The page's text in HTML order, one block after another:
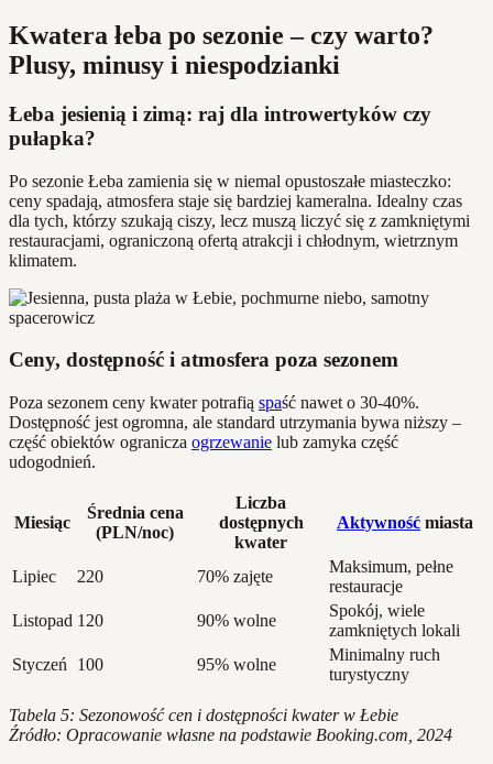
Kwatera łeba po sezonie – czy warto?
Plusy, minusy i niespodzianki
Łeba jesienią i zimą: raj dla introwertyków czy
pułapka?
Po sezonie Łeba zamienia się w niemal opustoszałe miasteczko:
ceny spadają, atmosfera staje się bardziej kameralna. Idealny czas
dla tych, którzy szukają ciszy, lecz muszą liczyć się z zamkniętymi
restauracjami, ograniczoną ofertą atrakcji i chłodnym, wietrznym
klimatem.
Ceny, dostępność i atmosfera poza sezonem
Poza sezonem ceny kwater potrafią spaść nawet o 30-40%.
Dostępność jest ogromna, ale standard utrzymania bywa niższy –
część obiektów ogranicza ogrzewanie lub zamyka część
udogodnień.
Miesiąc
Średnia cena
(PLN/noc)
Liczba
dostępnych
kwater
Aktywność miasta
Lipiec 220 70% zajęte
Maksimum, pełne
restauracje
Listopad 120 90% wolne
Spokój, wiele
zamkniętych lokali
Styczeń
100 95% wolne
Minimalny ruch
turystyczny
Tabela 5: Sezonowość cen i dostępności kwater w Łebie
Źródło: Opracowanie własne na podstawie Booking.com, 2024